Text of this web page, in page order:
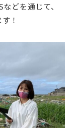
どを通じて、
！